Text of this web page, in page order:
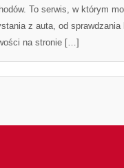
To serwis, w którym
z auta, od
na stronie […]